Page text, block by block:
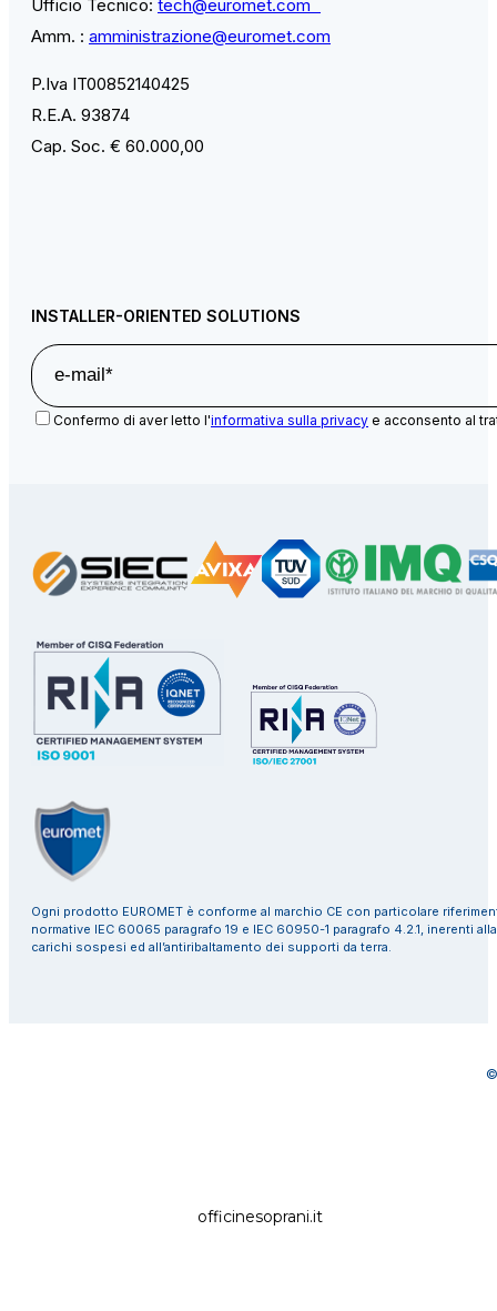
Ufficio Tecnico: tech@euromet.com
Amm. : amministrazione@euromet.com
P.Iva IT00852140425
R.E.A. 93874
Cap. Soc. € 60.000,00
INSTALLER-ORIENTED SOLUTIONS
Confermo di aver letto l'informativa sulla privacy e acconsento al
Ogni prodotto EUROMET è conforme al marchio CE con particolare
normative IEC 60065 paragrafo 19 e IEC 60950-1 paragrafo 4.2.1, inerenti
carichi sospesi ed all’antiribaltamento dei supporti da terra.
©
officinesoprani.it